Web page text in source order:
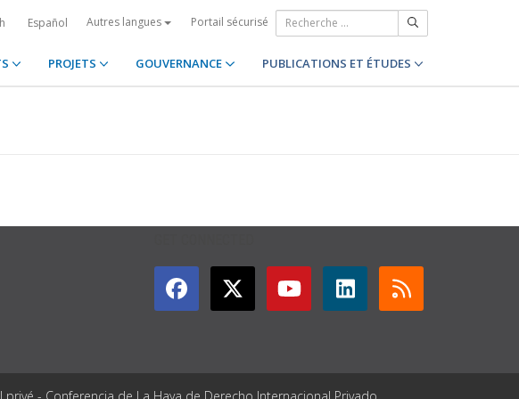
Español Autres langues Portail sécurisé
PROJETS GOUVERNANCE PUBLICATIONS ET ÉTUDES